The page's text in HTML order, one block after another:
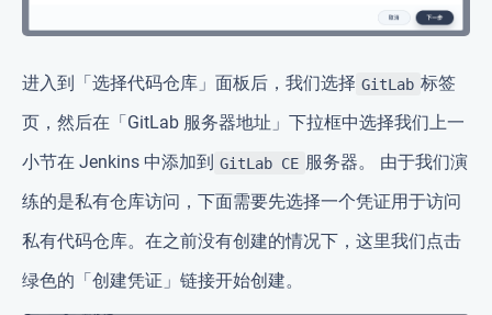
进入到「选择代码仓库」面板后，我们选择 GitLab 标签
页，然后在「GitLab 服务器地址」下拉框中选择我们上一
小节在 Jenkins 中添加到 GitLab CE 服务器。 由于我们演
练的是私有仓库访问，下面需要先选择一个凭证用于访问
私有代码仓库。在之前没有创建的情况下，这里我们点击
绿色的「创建凭证」链接开始创建。